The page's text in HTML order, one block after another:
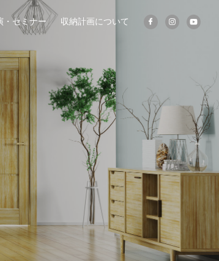
・セミナー 収納計画について